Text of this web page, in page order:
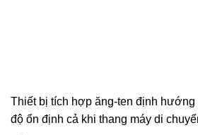
Thiết bị tích hợp ăng-ten định
độ ổn định cả khi thang máy di